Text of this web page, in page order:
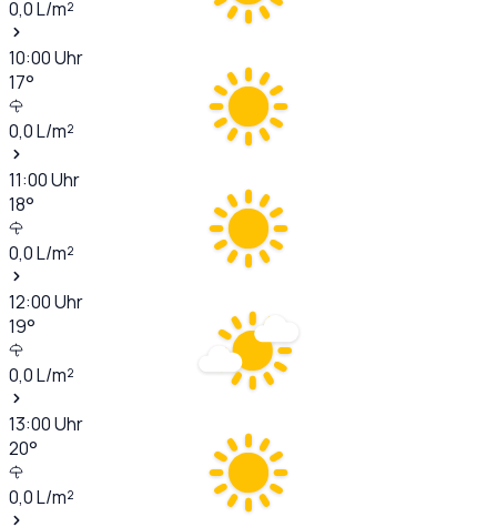
0,0L/m²
10:00Uhr
17°
0,0L/m²
11:00Uhr
18°
0,0L/m²
12:00Uhr
19°
0,0L/m²
13:00Uhr
20°
0,0L/m²